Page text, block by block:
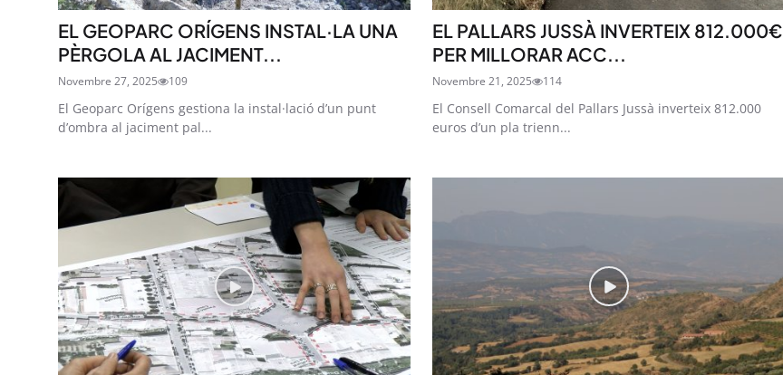
EL GEOPARC ORÍGENS INSTAL·LA UNA
PÈRGOLA AL JACIMENT...
Novembre 27, 2025 109
El Geoparc Orígens gestiona la instal·lació d’un punt
d’ombra al jaciment pal...
EL PALLARS JUSSÀ INVERTEIX 812.000€
PER MILLORAR ACC...
Novembre 21, 2025 114
El Consell Comarcal del Pallars Jussà inverteix 812.000
euros d’un pla trienn...